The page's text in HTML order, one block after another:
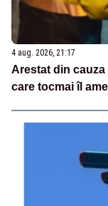
4 aug. 2026, 21:17
Arestat din
care tocmai îl